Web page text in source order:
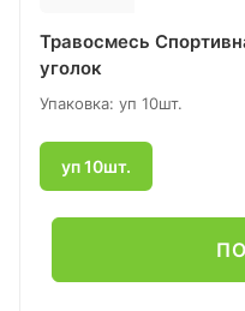
Травосмесь
уголок
Упаковка: уп 10шт.
уп 10шт.